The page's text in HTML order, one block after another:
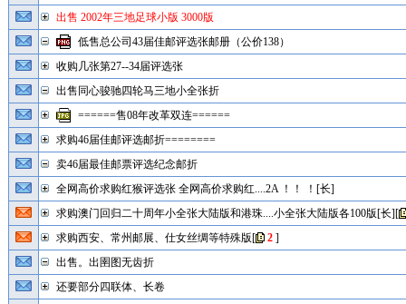
出售 2002年三地足球小版 3000版
低售总公司43届佳邮评选张邮册（公价138）
收购几张第27--34届评选张
出售同心骏驰四轮马三地小全张折
======售08年改革双连======
求购46届佳邮评选邮折========
卖46届最佳邮票评选纪念邮折
全网高价求购红猴评选张 全网高价求购红....2A ！！ ！[长]
求购澳门回归二十周年小全张大陆版和港珠....小全张大陆版各100版[长][
求购西安、常州邮展、仕女丝绸等特殊版[ 2]
出售。出圉图无齿折
还要部分四联体、长卷